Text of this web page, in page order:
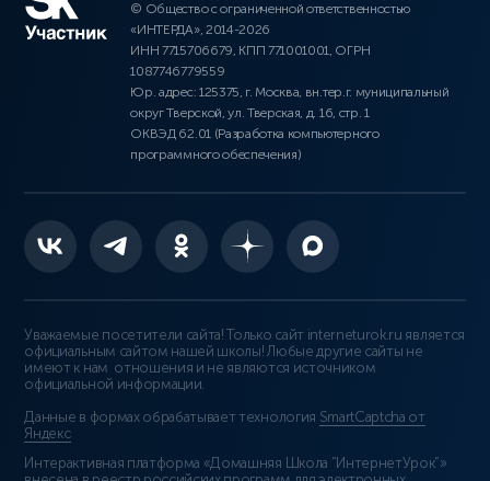
© Общество с ограниченной ответственностью
«ИНТЕРДА», 2014-2026
ИНН 7715706679, КПП 771001001, ОГРН
1087746779559
Юр. адрес: 125375, г. Москва, вн.тер.г. муниципальный
округ Тверской, ул. Тверская, д. 16, стр. 1
ОКВЭД 62.01 (Разработка компьютерного
программного обеспечения)
Уважаемые посетители сайта! Только сайт interneturok.ru является
официальным сайтом нашей школы! Любые другие сайты не
имеют к нам отношения и не являются источником
официальной информации.
Данные в формах обрабатывает технология SmartCaptcha от
Яндекс
Интерактивная платформа «Домашняя Школа “ИнтернетУрок”»